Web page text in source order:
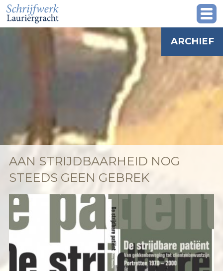
ARCHIEF
AAN STRIJDBAARHEID NOG
STEEDS GEEN GEBREK